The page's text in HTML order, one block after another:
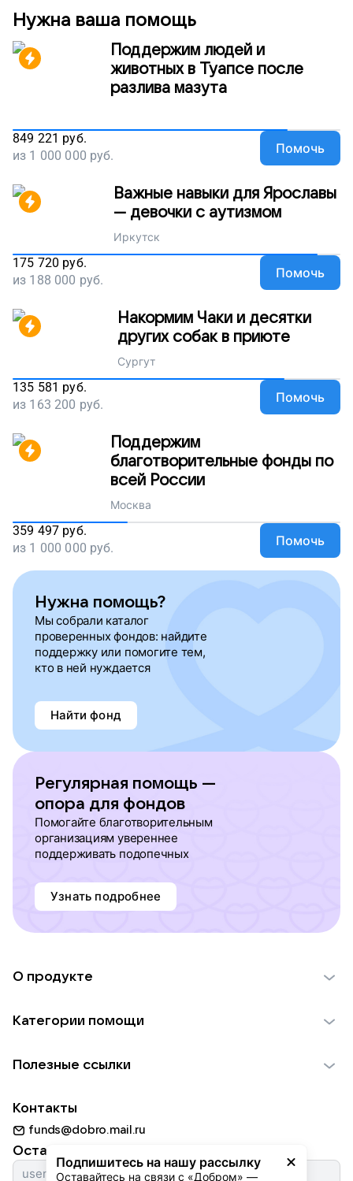
Нужна ваша помощь
Поддержим людей и
животных в Туапсе после
разлива мазута
849 221 руб.
из 1 000 000 руб. Помочь
Важные навыки для Ярославы
— девочки с аутизмом
Иркутск
175 720 руб.
из 188 000 руб. Помочь
Накормим Чаки и десятки
других собак в приюте
Сургут
135 581 руб.
из 163 200 руб. Помочь
Поддержим
благотворительные фонды по
всей России
Москва
359 497 руб.
из 1 000 000 руб. Помочь
Нужна помощь?
Мы собрали каталог
проверенных фондов: найдите
поддержку или помогите тем,
кто в ней нуждается
Найти фонд
Регулярная помощь —
опора для фондов
Помогайте благотворительным
организациям увереннее
поддерживать подопечных
Узнать подробнее
Подпишитесь на нашу рассылку
Оставайтесь на связи с «Добром» —
О продукте
Использование материалов
Для НКО
Партнерам
Категории помощи
Пожилым
Животным
Природе
Культуре
Полезные ссылки
Добрый день
Истории
Контакты
funds@dobro.mail.ru
Оставайтесь с нами